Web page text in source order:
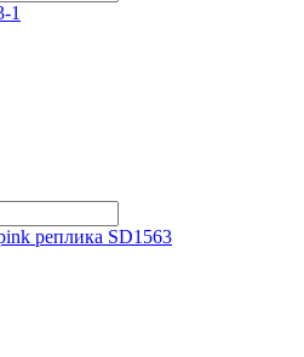
1
реплика SD1563